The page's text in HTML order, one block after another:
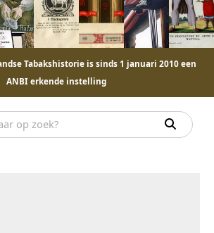
Tabakshistorie is sinds 1 januari 2010 een
ANBI erkende instelling